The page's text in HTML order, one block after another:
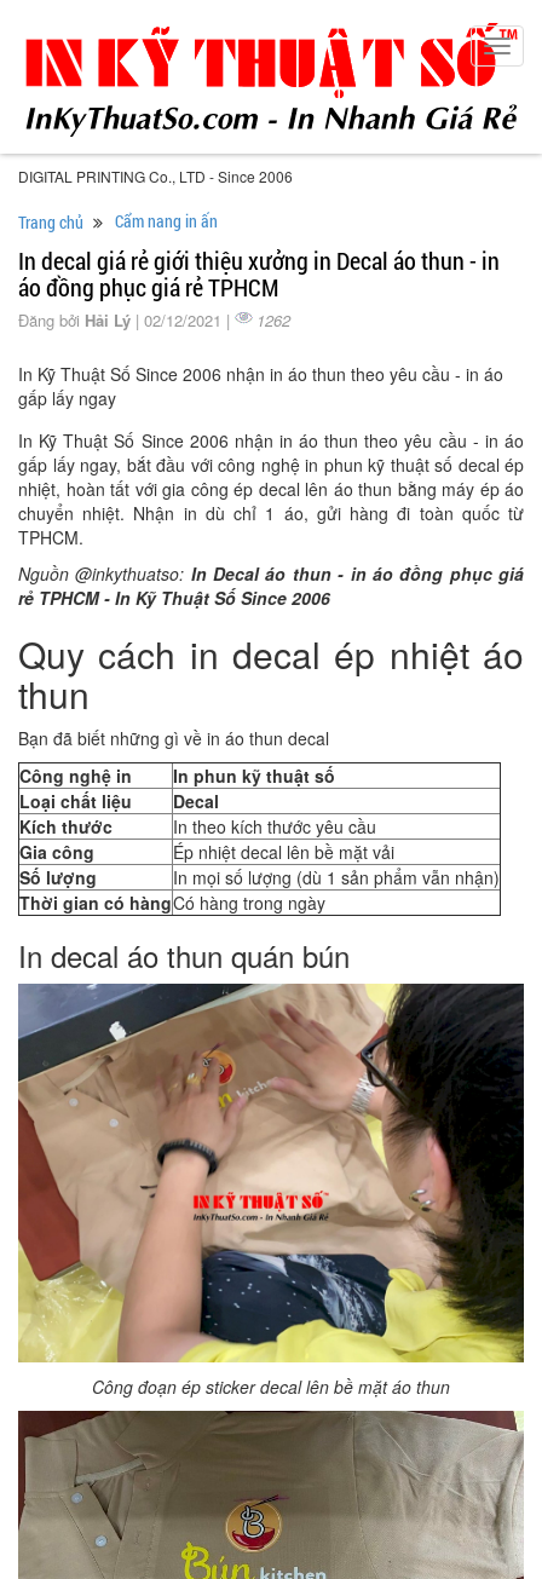
DIGITAL PRINTING Co., LTD - Since 2006
Trang chủ Cẩm nang in ấn
In decal giá rẻ giới thiệu xưởng in Decal áo thun - in
áo đồng phục giá rẻ TPHCM
Đăng bởi Hải Lý | 02/12/2021 | 1262
In Kỹ Thuật Số Since 2006 nhận in áo thun theo yêu cầu - in áo
gấp lấy ngay
In Kỹ Thuật Số Since 2006 nhận in áo thun theo yêu cầu - in áo
gấp lấy ngay, bắt đầu với công nghệ in phun kỹ thuật số decal ép
nhiệt, hoàn tất với gia công ép decal lên áo thun bằng máy ép áo
chuyển nhiệt. Nhận in dù chỉ 1 áo, gửi hàng đi toàn quốc từ
TPHCM.
Nguồn @inkythuatso: In Decal áo thun - in áo đồng phục giá
rẻ TPHCM - In Kỹ Thuật Số Since 2006
Quy cách in decal ép nhiệt áo
thun
Bạn đã biết những gì về in áo thun decal
Công nghệ in
In phun kỹ thuật số
Loại chất liệu
Decal
Kích thước
In theo kích thước yêu cầu
Gia công
Ép nhiệt decal lên bề mặt vải
Số lượng
In mọi số lượng (dù 1 sản phẩm vẫn nhận)
Thời gian có hàngCó hàng trong ngày
In decal áo thun quán bún
Công đoạn ép sticker decal lên bề mặt áo thun